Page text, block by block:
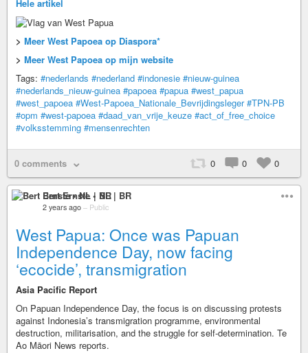
Hele artikel
> Meer West Papoea op Diaspora*
> Meer West Papoea op mijn website
Tags: #nederlands #nederland #indonesie #nieuw-guinea
#nederlands_nieuw-guinea #papoea #papua #west_papua
#west_papoea #West-Papoea_Nationale_Bevrijdingsleger #TPN-PB
#opm #west-papoea #daad_van_vrije_keuze #act_of_free_choice
#volksstemming #mensenrechten
0 comments 0 0 0
Bert Ernste • NL | BR
2 years ago – Public
West Papua: Once was Papuan
Independence Day, now facing
‘ecocide’, transmigration
Asia Pacific Report
On Papuan Independence Day, the focus is on discussing protests
against Indonesia’s transmigration programme, environmental
destruction, militarisation, and the struggle for self-determination. Te
Ao Māori News reports.